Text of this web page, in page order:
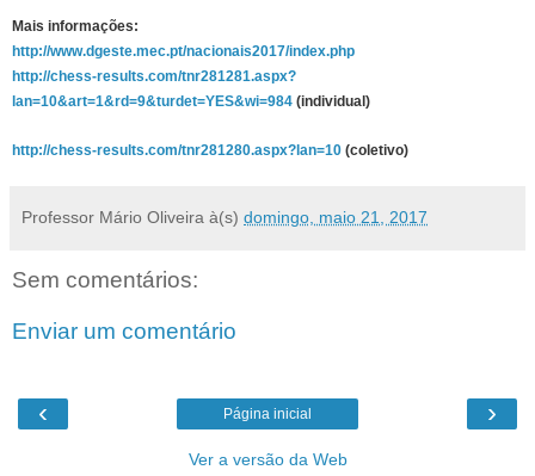
Mais informações:
http://www.dgeste.mec.pt/nacionais2017/index.php
http://chess-results.com/tnr281281.aspx?
lan=10&art=1&rd=9&turdet=YES&wi=984 (individual)
http://chess-results.com/tnr281280.aspx?lan=10 (coletivo)
Professor Mário Oliveira à(s) domingo, maio 21, 2017
Sem comentários:
Enviar um comentário
‹ ›
Página inicial
Ver a versão da Web